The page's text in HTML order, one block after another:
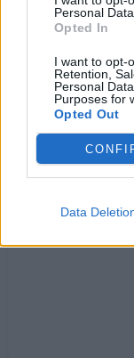
Personal
Opted In
I want to opt-
Retention,
Personal
Purposes for
Opted Out
Data
νυχτώσε στα
και βγαίνω στο
μονάχη μες
πάλι
μήπως τυχαία
Ακούστε στο